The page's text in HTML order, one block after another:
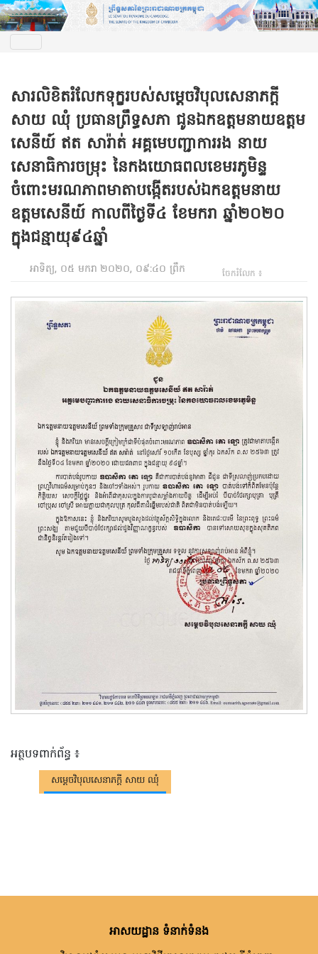
សារលិខិតរំលែកទុក្ខរបស់សម្តេចវិបុលសេនាភក្តី
សាយ ឈុំ ប្រធានព្រឹទ្ធសភា ជូនឯកឧត្ដមនាយឧត្ដម
សេនីយ៍ ឥត សារ៉ាត់ អគ្គមេបញ្ជាការរង នាយ
សេនាធិការចម្រុះ នៃកងយោធពលខេមរភូមិន្ទ
ចំពោះមរណភាពមាតាបង្កើតរបស់ឯកឧត្ដមនាយ
ឧត្ដមសេនីយ៍ កាលពីថ្ងៃទី៤ ខែមករា ឆ្នាំ២០២០
ក្នុងជន្មាយុ៩៤ឆ្នាំ
អាទិត្យ, ០៥ មករា ២០២០, ០៩:៤០ ព្រឹក ចែករំលែក ៖
អត្ថបទពាក់ព័ន្ធ ៖
សម្តេចវិបុលសេនាភក្តី សាយ ឈុំ
អាសយដ្ឋាន ទំនាក់ទំនង